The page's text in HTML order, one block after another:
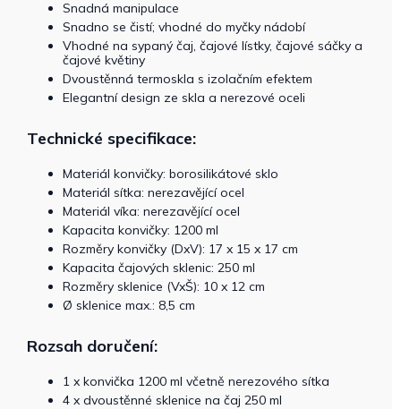
Snadná manipulace
Snadno se čistí; vhodné do myčky nádobí
Vhodné na sypaný čaj, čajové lístky, čajové sáčky a
čajové květiny
Dvoustěnná termoskla s izolačním efektem
Elegantní design ze skla a nerezové oceli
Technické specifikace:
Materiál konvičky: borosilikátové sklo
Materiál sítka: nerezavějící ocel
Materiál víka: nerezavějící ocel
Kapacita konvičky: 1200 ml
Rozměry konvičky (DxV): 17 x 15 x 17 cm
Kapacita čajových sklenic: 250 ml
Rozměry sklenice (VxŠ): 10 x 12 cm
Ø sklenice max.: 8,5 cm
Rozsah doručení:
1 x konvička 1200 ml včetně nerezového sítka
4 x dvoustěnné sklenice na čaj 250 ml